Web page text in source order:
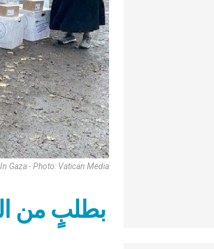
Gaza - Photo: Vatican Media